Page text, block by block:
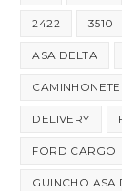
2422 3510
ASA DELTA
CAMINHONETE
DELIVERY
FORD CARGO
GUINCHO ASA